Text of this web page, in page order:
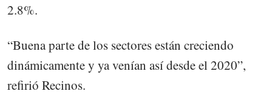
2.8%.
“Buena parte de los sectores están creciendo
dinámicamente y ya venían así desde el 2020”,
refirió Recinos.